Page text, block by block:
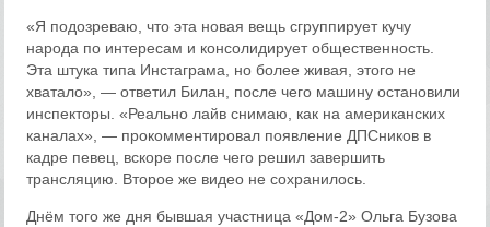
«Я подозреваю, что эта новая вещь сгруппирует кучу
народа по интересам и консолидирует общественность.
Эта штука типа Инстаграма, но более живая, этого не
хватало», — ответил Билан, после чего машину остановили
инспекторы. «Реально лайв снимаю, как на американских
каналах», — прокомментировал появление ДПСников в
кадре певец, вскоре после чего решил завершить
трансляцию. Второе же видео не сохранилось.
Днём того же дня бывшая участница «Дом-2» Ольга Бузова